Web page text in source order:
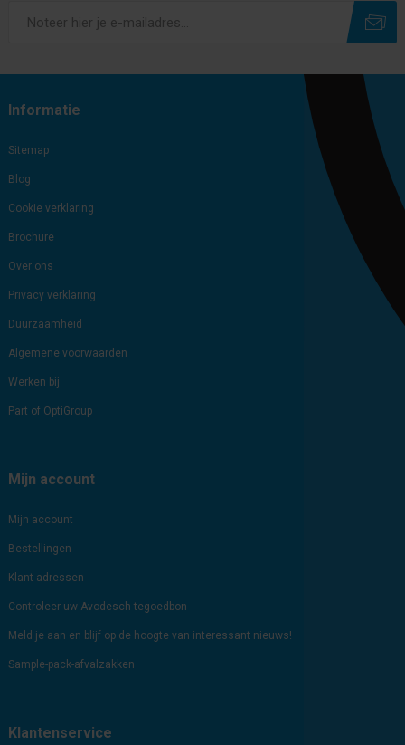
Informatie
Sitemap
Blog
Cookie verklaring
Brochure
Over ons
Privacy verklaring
Duurzaamheid
Algemene voorwaarden
Werken bij
Part of OptiGroup
Mijn account
Mijn account
Bestellingen
Klant adressen
Controleer uw Avodesch tegoedbon
Meld je aan en blijf op de hoogte van interessant nieuws!
Sample-pack-afvalzakken
Klantenservice